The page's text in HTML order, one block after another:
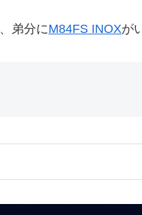
、弟分にM84FS INOXが